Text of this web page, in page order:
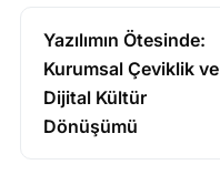
Yazılımın Ötesinde:
Kurumsal Çeviklik ve
Dijital Kültür
Dönüşümü